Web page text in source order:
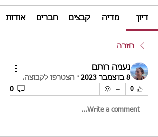
דיון מדיה קבצים חברים אודות
חזרה
נעמה רותם
8 בדצמבר 2023 · הצטרפו לקבוצה.
0
0
Write a comment...